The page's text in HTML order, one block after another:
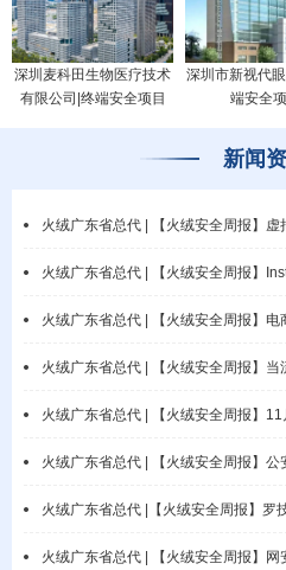
深圳麦科田生物医疗技术
有限公司|终端安全项目
深圳市新视代
端安全
新闻
火绒广东省总代 | 【火绒安全周报】虚拟光驱官网遭黑客
火绒广东省总代 | 【火绒安全周报】Instagram发生数据泄露
火绒广东省总代 | 【火绒安全周报】电商窃取用户信息骗
火绒广东省总代 | 【火绒安全周报】当流量狂欢遭遇黑产攻击：AI Agent时
火绒广东省总代 | 【火绒安全周报】11月钓鱼网站TOP10
火绒广东省总代 | 【火绒安全周报】公安破获窃密串标案
火绒广东省总代 |【火绒安全周报】罗技正式确认数据泄露/
火绒广东省总代 | 【火绒安全周报】网安国际公约签署仪